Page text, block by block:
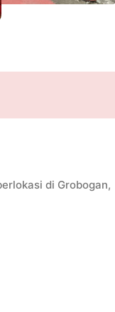
di Grobogan,